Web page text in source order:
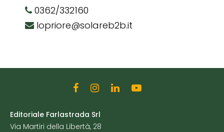
0362/332160
lopriore@solareb2b.it
Editoriale Farlastrada Srl
Via Martiri della Libertà, 28